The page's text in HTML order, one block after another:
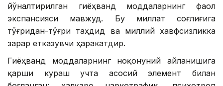
йўналтирилган гиёҳванд моддаларнинг фаол
экспансияси мавжуд. Бу миллат соғлиғига
тўғридан-тўғри таҳдид ва миллий хавфсизликка
зарар етказувчи ҳаракатдир.
Гиёҳванд моддаларнинг ноқонуний айланишига
қарши кураш учта асосий элемент билан